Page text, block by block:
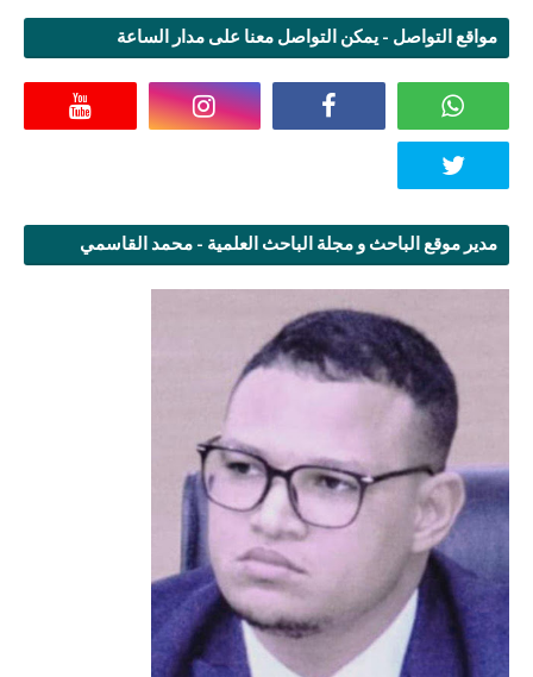
مواقع التواصل - يمكن التواصل معنا على مدار الساعة
مدير موقع الباحث و مجلة الباحث العلمية - محمد القاسمي